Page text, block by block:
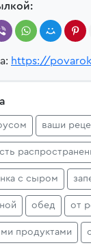
https://
ваши
с сыром
обед от
продуктами